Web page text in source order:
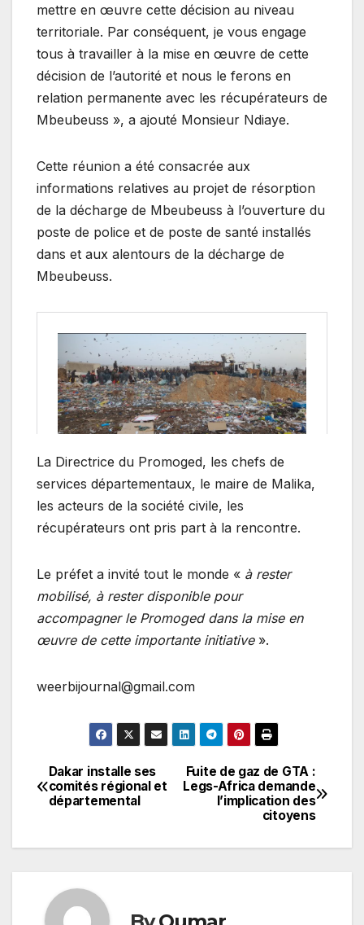
mettre en œuvre cette décision au niveau
territoriale. Par conséquent, je vous engage
tous à travailler à la mise en œuvre de cette
décision de l’autorité et nous le ferons en
relation permanente avec les récupérateurs de
Mbeubeuss », a ajouté Monsieur Ndiaye.
Cette réunion a été consacrée aux
informations relatives au projet de résorption
de la décharge de Mbeubeuss à l’ouverture du
poste de police et de poste de santé installés
dans et aux alentours de la décharge de
Mbeubeuss.
La Directrice du Promoged, les chefs de
services départementaux, le maire de Malika,
les acteurs de la société civile, les
récupérateurs ont pris part à la rencontre.
Le préfet a invité tout le monde « à rester
mobilisé, à rester disponible pour
accompagner le Promoged dans la mise en
œuvre de cette importante initiative».
weerbijournal@gmail.com
Navigation
de
l’article
Fuite de gaz de GTA :
Legs-Africa demande
l’implication des
citoyens
Dakar installe ses
comités régional et
départemental